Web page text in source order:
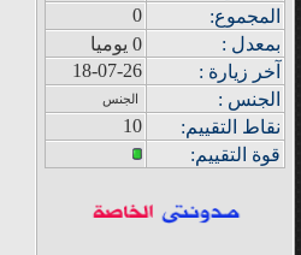
المجموع:
0
بمعدل :
0 يوميا
خر زيار ة :
18-07-26
الجنس :
الجنس
نقاط التقييم:
10
قوة التقييم: